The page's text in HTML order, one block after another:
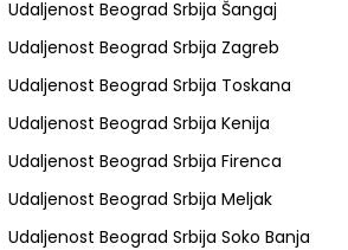
Udaljenost Beograd Srbija Šangaj
Udaljenost Beograd Srbija Zagreb
Udaljenost Beograd Srbija Toskana
Udaljenost Beograd Srbija Kenija
Udaljenost Beograd Srbija Firenca
Udaljenost Beograd Srbija Meljak
Udaljenost Beograd Srbija Soko Banja